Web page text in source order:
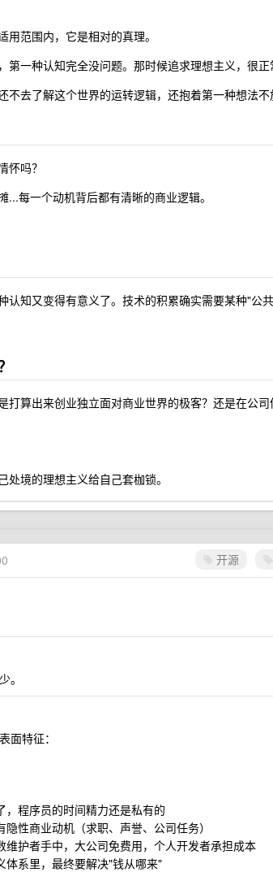
范围内，它是相对的真理。
一种认知完全没问题。那时候追求理想主义，很正
不去了解这个世界的运转逻辑，还抱着第一种想法
怀吗？
每一个动机背后都有清晰的商业逻辑。
知又变得有意义了。技术的积累确实需要某种"公共
打算出来创业独立面对商业世界的极客？还是在公
境的理想主义给自己套枷锁。
开源
。
面特征：
程序员的时间精力还是私有的
性商业动机（求职、声誉、公司任务）
护者手中，大公司免费用，个人开发者承担成本
体系里，最终要解决"钱从哪来"